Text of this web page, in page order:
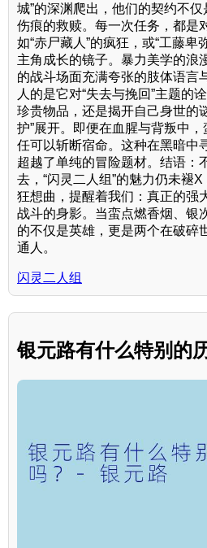
城”的深渊爬出，他们的契约不
伤痕的救赎。每一次任务，都
如“赤尸藏人”的疯狂，或“工藤卑
主角成长的镜子。暴力美学的浪
的战斗场面充满夸张的肢体语言
人的是它对“失去与挽回”主题的
珍贵物品，还是揭开自己身世的
护”展开。即便在血腥与背叛中
任可以斩断宿命。这种在黑暗中
超越了单纯的冒险题材。结语：
去，“闪灵二人组”的魅力仍未褪
狂想曲，提醒着我们：真正的强
战斗的身影。当蛮点燃香烟、银
的不仅是英雄，更是两个在破碎
通人。
闪灵二人组
银元路有什么特别的